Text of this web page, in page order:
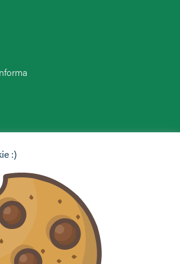
ricevere assistenza, lasciare un
informazioni?
:)